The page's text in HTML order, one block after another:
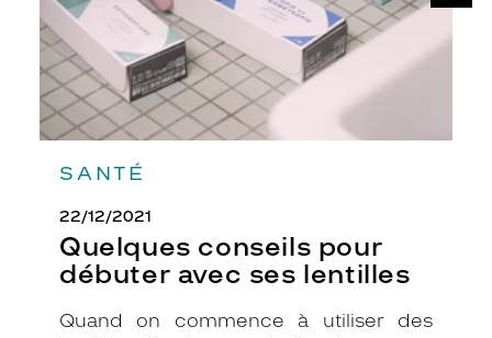
SANTÉ
22/12/2021
Quelques conseils pour
débuter avec ses lentilles
Quand on commence à utiliser des